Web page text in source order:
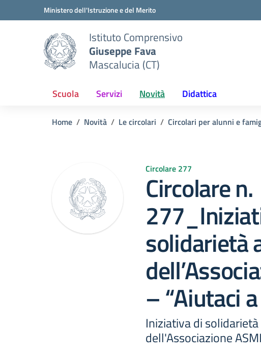
Vai ai contenuti
Vai al menu di navigazioneMinistero dell'Istruzione e del Merito
Istituto Comprensivo
Giuseppe Fava
Mascalucia (CT)
Scuola Servizi Novità Didattica
Home Novità Le circolari Circolari per alunni e
Circolare 277
Circolare n.
solidarietà
– “Aiutaci
Iniziativa di
dell'Associazione